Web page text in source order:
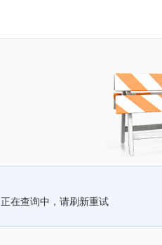
正在查询中，请刷新重试